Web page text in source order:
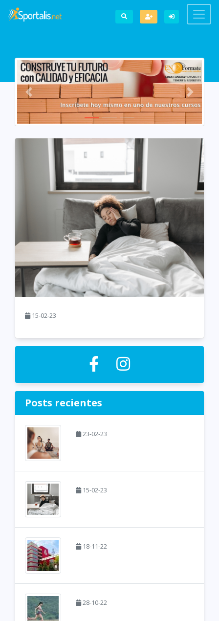
Previous Next
15-02-23
Posts recientes
23-02-23
15-02-23
18-11-22
28-10-22